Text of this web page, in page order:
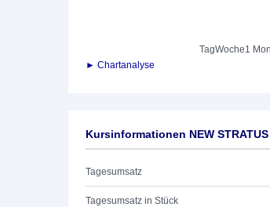
TagWoche1
► Chartanalyse
Kursinformationen NEW STRATUS
Tagesumsatz
Tagesumsatz in Stück